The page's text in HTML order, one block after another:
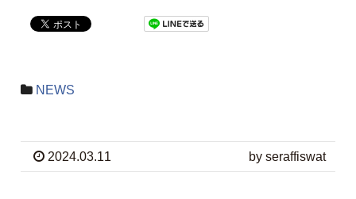
NEWS
2024.03.11 by seraffiswat